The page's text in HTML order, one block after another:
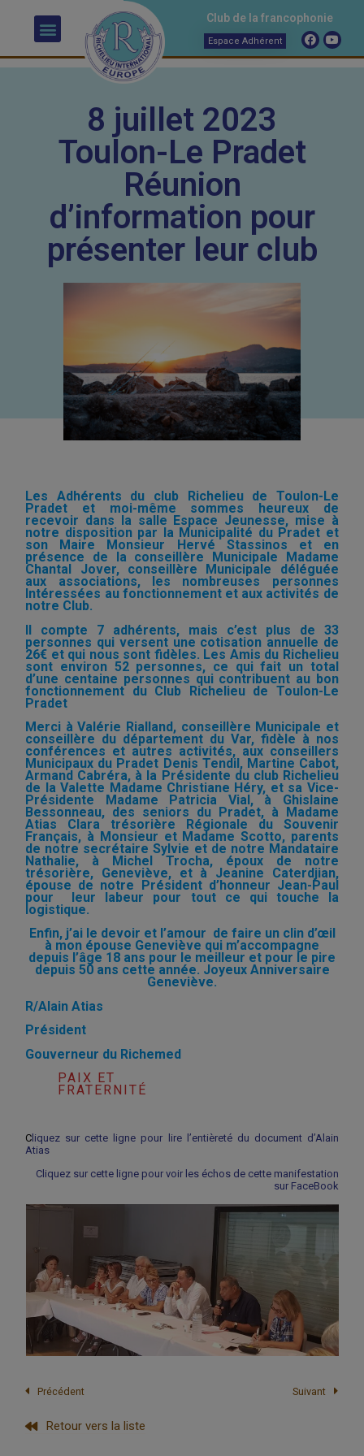
Club de la francophonie
Espace Adhérent
8 juillet 2023
Toulon-Le Pradet
Réunion
d’information pour
présenter leur club
Les Adhérents du club Richelieu de Toulon-Le
Pradet et moi-même sommes heureux de
recevoir dans la salle Espace Jeunesse, mise à
notre disposition par la Municipalité du Pradet et
son Maire Monsieur Hervé Stassinos et en
présence de la conseillère Municipale Madame
Chantal Jover, conseillère Municipale déléguée
aux associations, les nombreuses personnes
Intéressées au fonctionnement et aux activités de
notre Club.
Il compte 7 adhérents, mais c’est plus de 33
personnes qui versent une cotisation annuelle de
26€ et qui nous sont fidèles. Les Amis du Richelieu
sont environ 52 personnes, ce qui fait un total
d’une centaine personnes qui contribuent au bon
fonctionnement du Club Richelieu de Toulon-Le
Pradet
Merci à Valérie Rialland, conseillère Municipale et
conseillère du département du Var, fidèle à nos
conférences et autres activités, aux conseillers
Municipaux du Pradet Denis Tendil, Martine Cabot,
Armand Cabréra, à la Présidente du club Richelieu
de la Valette Madame Christiane Héry, et sa Vice-
Présidente Madame Patricia Vial, à Ghislaine
Bessonneau, des seniors du Pradet, à Madame
Atias Clara trésorière Régionale du Souvenir
Français, à Monsieur et Madame Scotto, parents
de notre secrétaire Sylvie et de notre Mandataire
Nathalie, à Michel Trocha, époux de notre
trésorière, Geneviève, et à Jeanine Caterdjian,
épouse de notre Président d’honneur Jean-Paul
pour leur labeur pour tout ce qui touche la
logistique.
Enfin, j’ai le devoir et l’amour de faire un clin d’œil
à mon épouse Geneviève qui m’accompagne
depuis l’âge 18 ans pour le meilleur et pour le pire
depuis 50 ans cette année. Joyeux Anniversaire
Geneviève.
R/Alain Atias
Président
Gouverneur du Richemed
PAIX ET
FRATERNITÉ
C liquez sur cette ligne pour lire l’entièreté du document d’Alain
Atias
Cliquez sur cette ligne pour voir les échos de cette manifestation
sur FaceBook
Précédent Suivant
Retour vers la liste